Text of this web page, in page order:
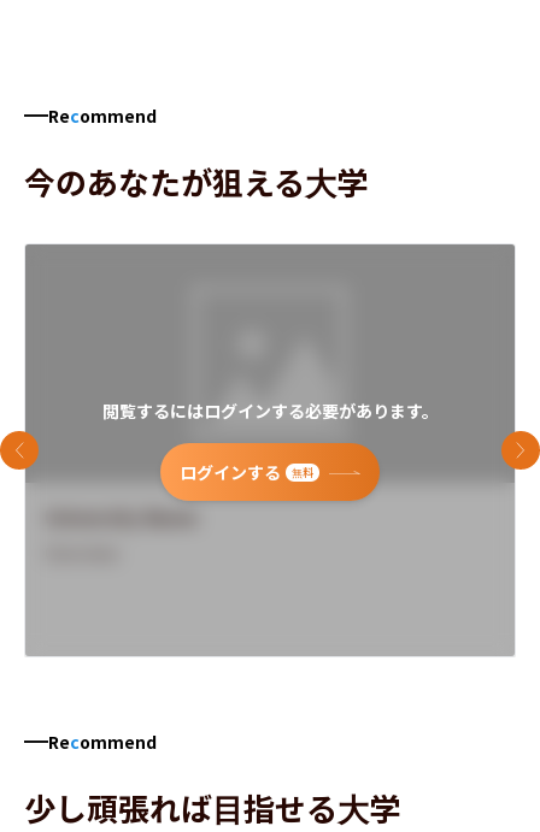
Recommend
今のあなたが狙える大学
閲覧するにはログインする必要があります。
ログインする 無料
前のスライド 次
Recommend
少し頑張れば目指せる大学